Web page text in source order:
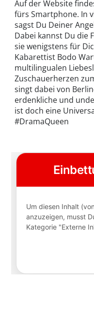
Auf der Website
fürs Smartphone. In
sagst Du Deiner
Dabei kannst Du die
sie wenigstens für
Kabarettist Bodo
multilingualen
Zuschauerherzen
singt dabei von
erdenkliche und
ist doch eine
#DramaQueen